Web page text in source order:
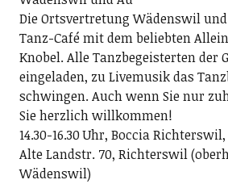
Die Ortsvertretung Wädenswil
Tanz-Café mit dem beliebten
Knobel. Alle Tanzbegeisterten der
eingeladen, zu Livemusik das
schwingen. Auch wenn Sie nur
Sie herzlich willkommen!
14.30-16.30 Uhr, Boccia Richterswil,
Alte Landstr. 70, Richterswil
Wädenswil)